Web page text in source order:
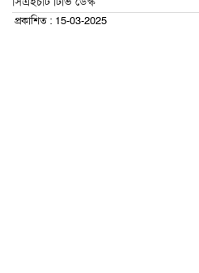
প্রকাশিত : 15-03-2025